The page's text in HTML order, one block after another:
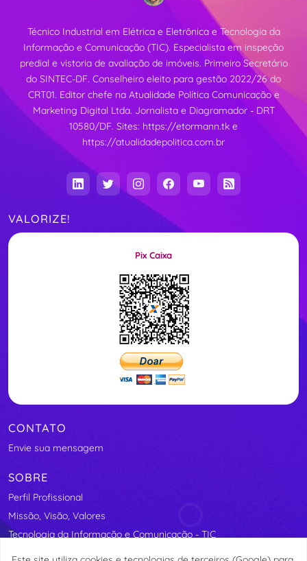
Técnico Industrial em Elétrica e Eletrônica e Tecnologia da
Informação e Comunicação (TIC). Especialista em inspeção
predial e vistoria de avaliação de imóveis. Primeiro Secretário
do SINTEC-DF. Conselheiro eleito para gestão 2022/26 do
CRT01. Editor chefe na Atualidade Política Comunicação e
Marketing Digital Ltda. Jornalista e Diagramador - DRT
10580/DF. Sites: https://etormann.tk e
https://atualidadepolitica.com.br
VALORIZE!
Pix Caixa
CONTATO
Envie sua mensagem
SOBRE
Perfil Profissional
Missão, Visão, Valores
Tecnologia da Informação e Comunicação - TIC
Segurança Elétrica